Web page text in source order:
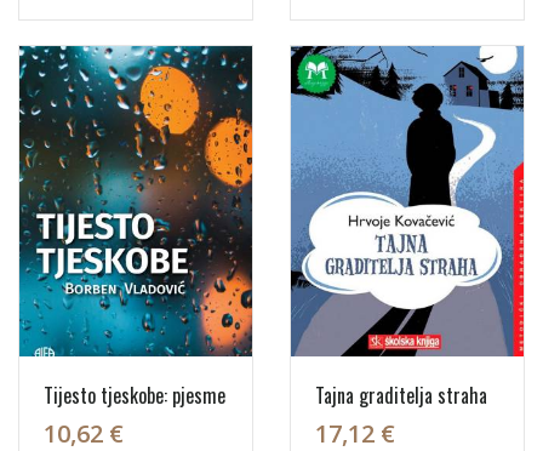
Tijesto tjeskobe: pjesme
10,62 €
Tajna graditelja straha
17,12 €